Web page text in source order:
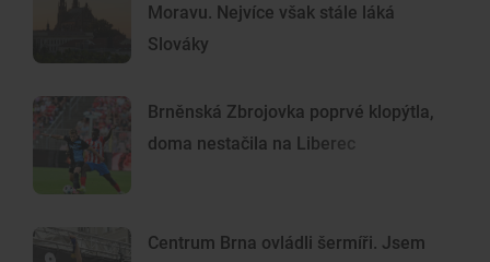
Moravu. Nejvíce však stále láká
Slováky
Brněnská Zbrojovka poprvé klopýtla,
doma nestačila na Liberec
Centrum Brna ovládli šermíři. Jsem